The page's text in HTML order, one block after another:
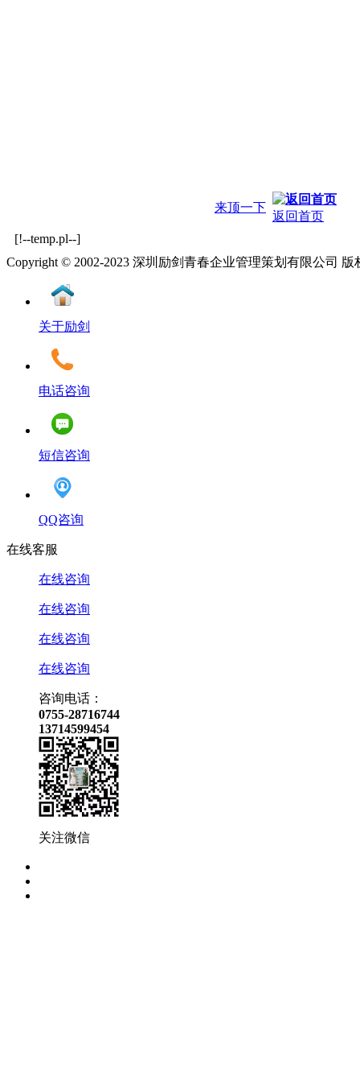
来顶一下
返回首页
[!--temp.pl--]
Copyright © 2002-2023 深圳励剑青春企业管理策划有限公司
关于励剑
电话咨询
短信咨询
QQ咨询
在线客服
在线咨询
在线咨询
在线咨询
在线咨询
咨询电话：
0755-28716744
13714599454
关注微信